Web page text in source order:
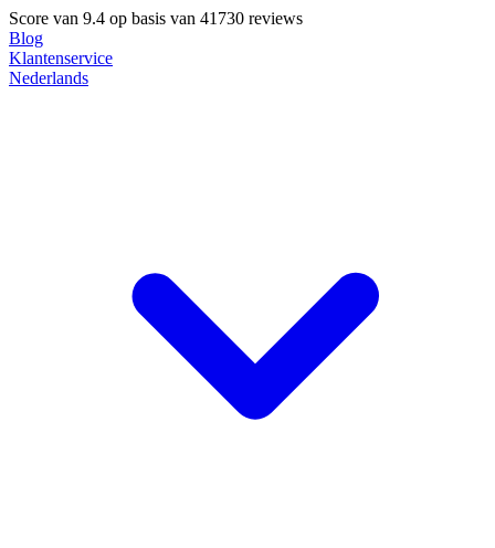
Score van 9.4 op basis van 41730 reviews
Blog
Klantenservice
Nederlands